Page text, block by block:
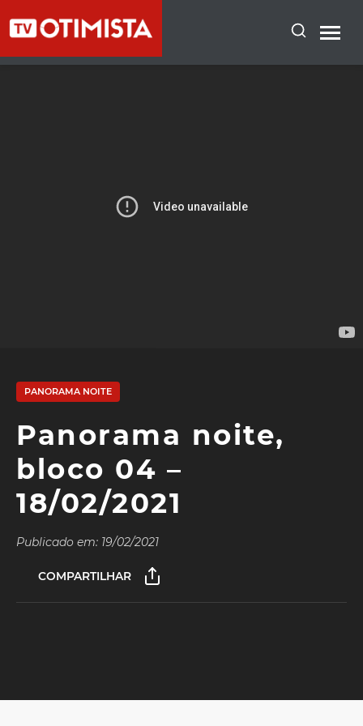
PANORAMA NOITE
Panorama noite,
bloco 04 –
18/02/2021
Publicado em: 19/02/2021
COMPARTILHAR